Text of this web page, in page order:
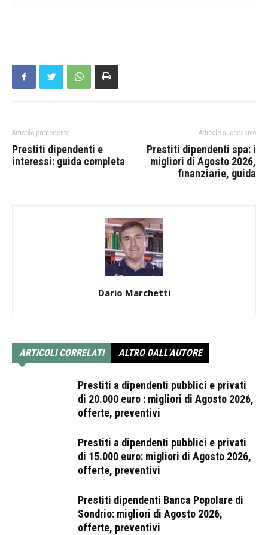
Articolo precedente
Prestiti dipendenti e
interessi: guida completa
Articolo successivo
Prestiti dipendenti spa: i
migliori di Agosto 2026,
finanziarie, guida
Dario Marchetti
ARTICOLI CORRELATI ALTRO DALL'AUTORE
Prestiti a dipendenti pubblici e privati
di 20.000 euro : migliori di Agosto 2026,
offerte, preventivi
Prestiti a dipendenti pubblici e privati
di 15.000 euro: migliori di Agosto 2026,
offerte, preventivi
Prestiti dipendenti Banca Popolare di
Sondrio: migliori di Agosto 2026,
offerte, preventivi